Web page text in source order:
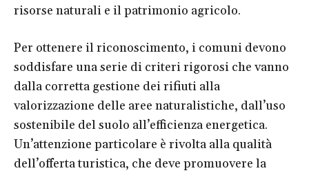
risorse naturali e il patrimonio agricolo.
Per ottenere il riconoscimento, i comuni devono
soddisfare una serie di criteri rigorosi che vanno
dalla corretta gestione dei rifiuti alla
valorizzazione delle aree naturalistiche, dall’uso
sostenibile del suolo all’efficienza energetica.
Un’attenzione particolare è rivolta alla qualità
dell’offerta turistica, che deve promuovere la